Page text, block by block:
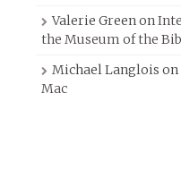
Valerie Green on
the Museum of the
Michael Langlois on
Mac